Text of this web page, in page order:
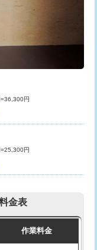
55,000円
38,500円
8,800円
11,000円
33,000円
円
円
金表
作業料金